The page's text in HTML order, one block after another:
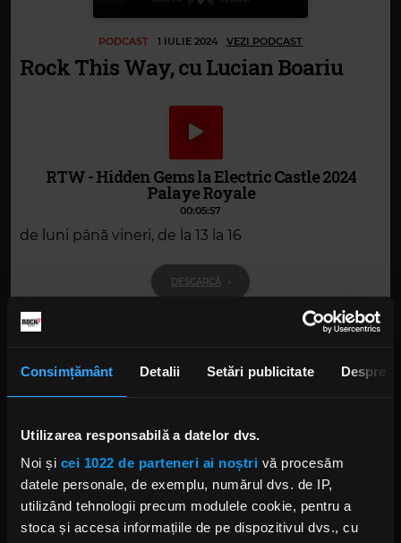
Consimțământ Detalii Setări publicitate Despre
Utilizarea responsabilă a datelor dvs.
Noi și cei 1022 de parteneri ai noștri vă procesăm
datele personale, de exemplu, numărul dvs. de IP,
utilizând tehnologii precum modulele cookie, pentru a
stoca și accesa informațiile de pe dispozitivul dvs., cu
PODCAST 1 IULIE 2024 VEZI PODCAST
Rock This Way, cu Lucian Boariu
RTW - Hidden Gems la Electric Castle 2024
Palaye Royale
00:05:57
de luni până vineri, de la 13 la 16
DESCARCĂ
Alte podcasturi
al GUGULAN Rock Open Air Festival
10 AUGUST 2024 –
Hidden Gems la Electric Castle 2024:
Kawala
12 IULIE 2024 – 00:05:35